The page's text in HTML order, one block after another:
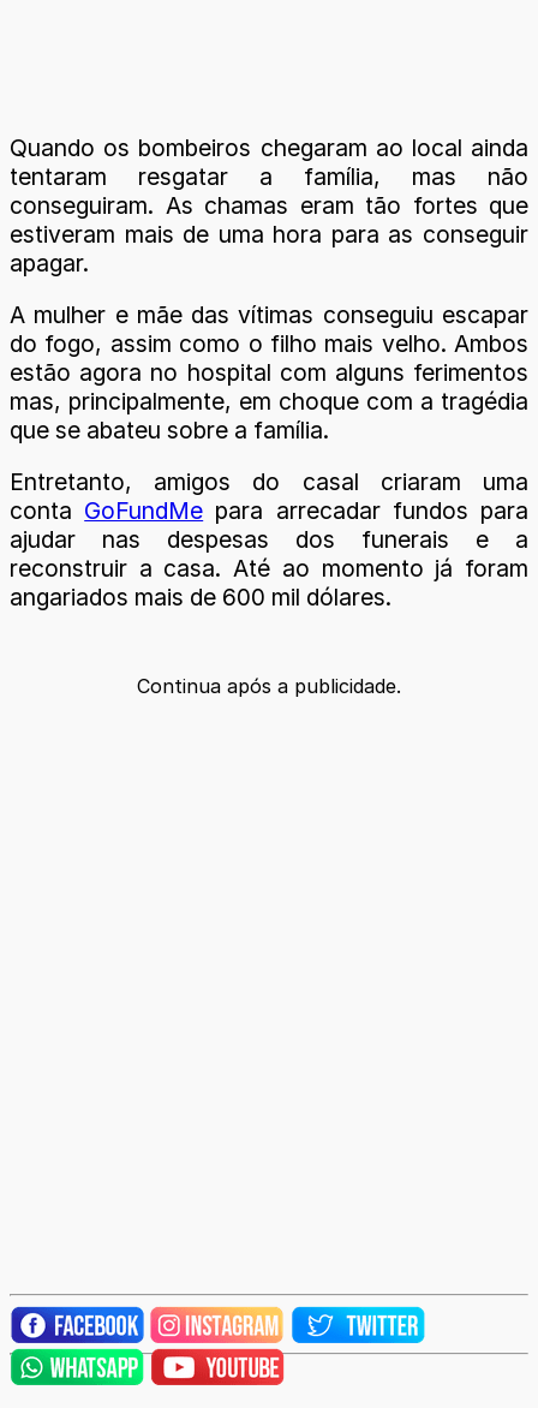
Quando os bombeiros chegaram ao local ainda
tentaram resgatar a família, mas não
conseguiram. As chamas eram tão fortes que
estiveram mais de uma hora para as conseguir
apagar.
A mulher e mãe das vítimas conseguiu escapar
do fogo, assim como o filho mais velho. Ambos
estão agora no hospital com alguns ferimentos
mas, principalmente, em choque com a tragédia
que se abateu sobre a família.
Entretanto, amigos do casal criaram uma
conta GoFundMe para arrecadar fundos para
ajudar nas despesas dos funerais e a
reconstruir a casa. Até ao momento já foram
angariados mais de 600 mil dólares.
Continua após a publicidade.